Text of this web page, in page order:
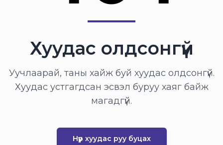
Хуудас олдсонгүй
Уучлаарай, таны хайж буй хуудас олдсонгүй.
Хуудас устгагдсан эсвэл буруу хаяг байж
магадгүй.
Нүүр хуудас руу буцах